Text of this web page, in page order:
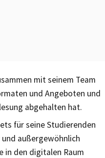
mit seinem Team
und Angeboten und
abgehalten hat.
für seine Studierenden
außergewöhnlich
in den digitalen Raum